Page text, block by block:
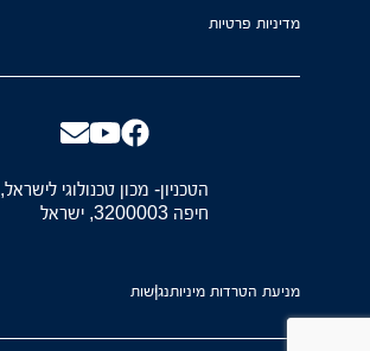
מדיניות פרטיות
הטכניון- מכון טכנולוגי לישראל,
חיפה 3200003, ישראל
מניעת הטרדות מיניותנגישות